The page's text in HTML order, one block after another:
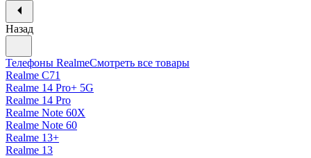
Назад
Телефоны RealmeСмотреть все товары
Realme C71
Realme 14 Pro+ 5G
Realme 14 Pro
Realme Note 60X
Realme Note 60
Realme 13+
Realme 13